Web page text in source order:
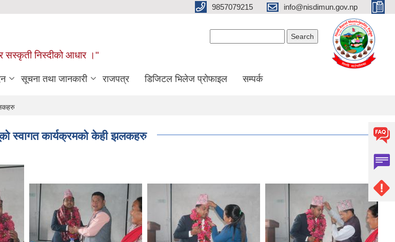
9857079215 info@nisdimun.gov.np
सस्कृती निस्दीको आधार ।"
सूचना तथा जानकारी राजपत्र डिजिटल भिलेज प्रोफाइल सम्पर्क
स्वागत कार्यक्रमको केही झलकहरु